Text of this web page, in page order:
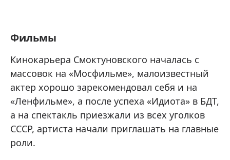
Фильмы
Кинокарьера Смоктуновского началась с
массовок на «Мосфильме», малоизвестный
актер хорошо зарекомендовал себя и на
«Ленфильме», а после успеха «Идиота» в БДТ,
а на спектакль приезжали из всех уголков
СССР, артиста начали приглашать на главные
роли.